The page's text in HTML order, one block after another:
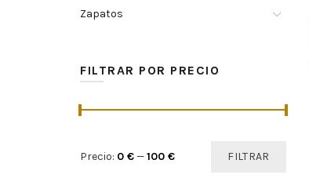
Zapatos
FILTRAR POR PRECIO
FILTRAR
Precio: 0 €—100 €